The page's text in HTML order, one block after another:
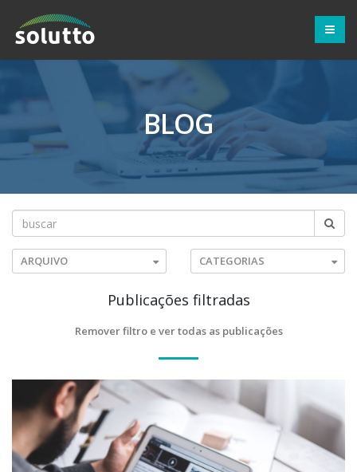
BLOG
ARQUIVO CATEGORIAS
Publicações filtradas
Remover filtro e ver todas as publicações